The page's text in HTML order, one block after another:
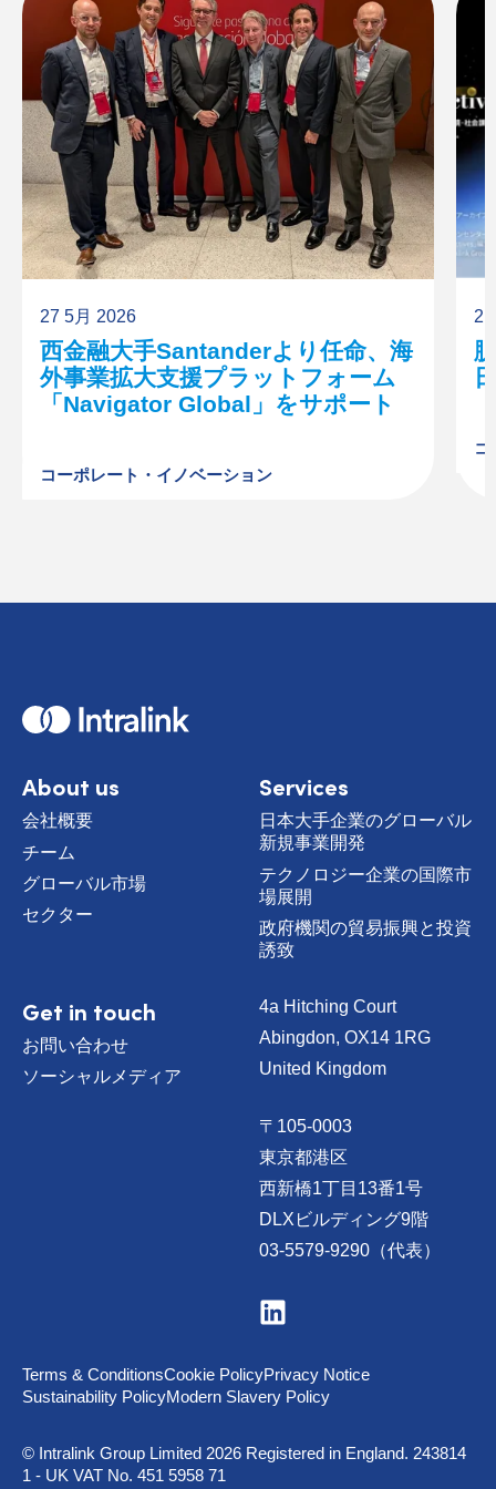
27 5月 2026
西金融大手Santanderより任命、海
外事業拡大支援プラットフォーム
「Navigator Global」をサポート
コーポレート・イノベーション
コ
H
o
About us
会社概要
チーム
グローバル市場
セクター
Services
日本大手企業のグローバル
新規事業開発
テクノロジー企業の国際市
場展開
政府機関の貿易振興と投資
誘致
Get in touch
お問い合わせ
ソーシャルメディア
4a Hitching Court
Abingdon, OX14 1RG
United Kingdom
〒105-0003
東京都港区
西新橋1丁目13番1号
DLXビルディング9階
03-5579-9290（代表）
V
i
t
u
n
L
© Intralink Group Limited 2026 Registered in England. 243814
1 - UK VAT No. 451 5958 71
Terms & ConditionsCookie PolicyPrivacy Notice
Sustainability PolicyModern Slavery Policy